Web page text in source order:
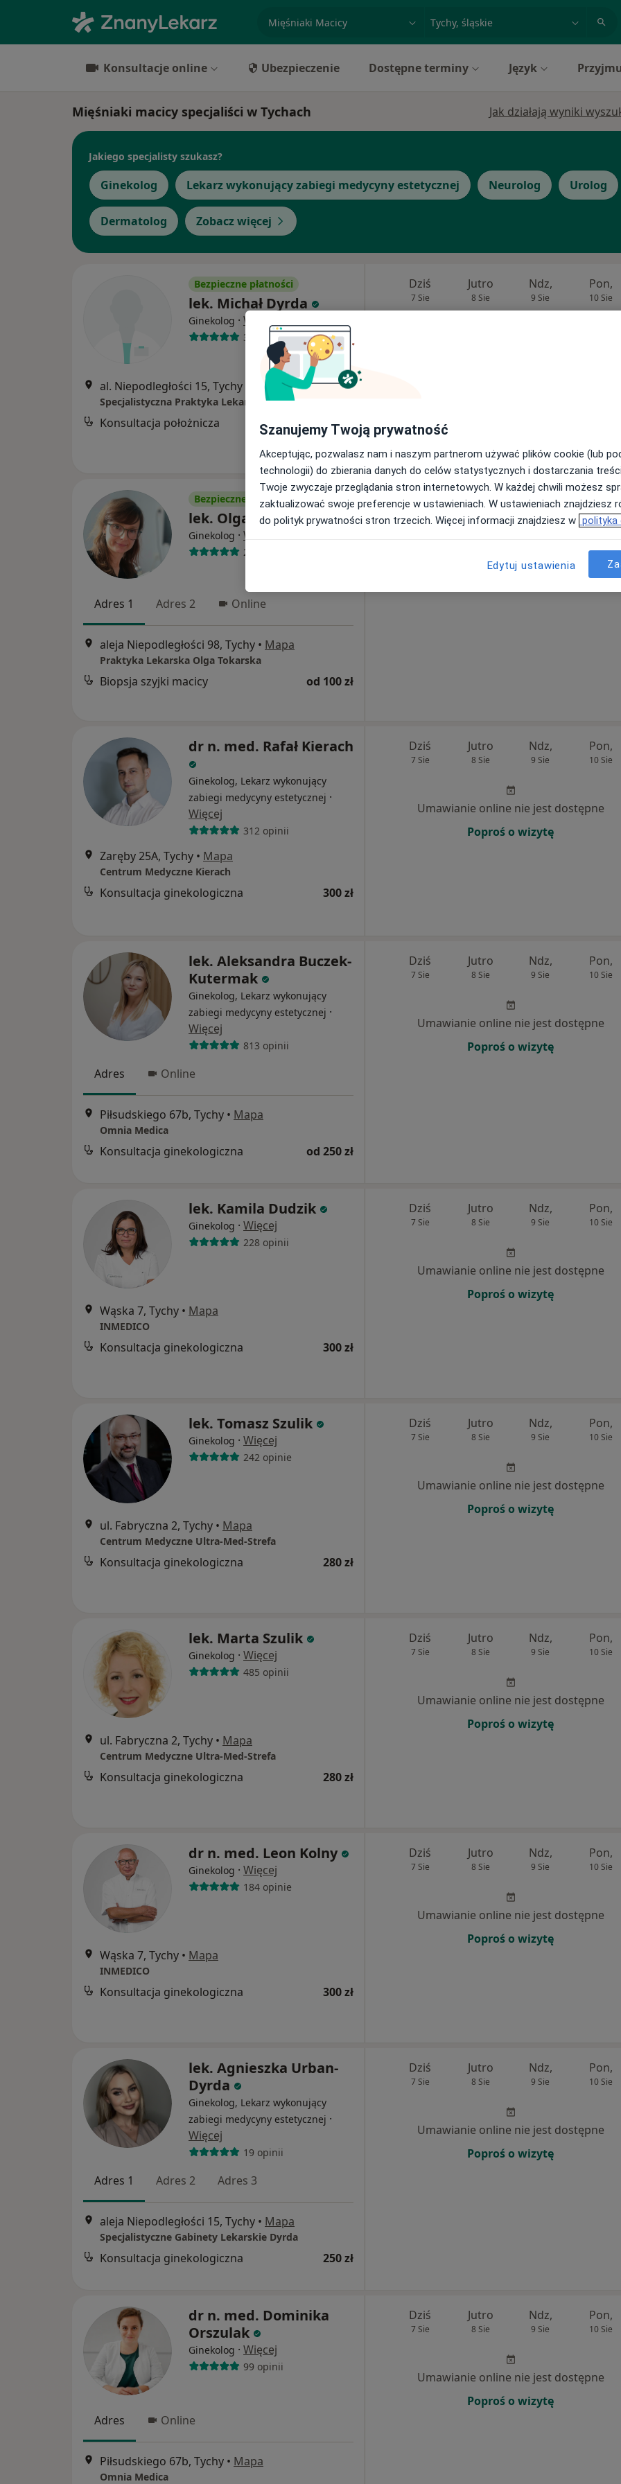
specjalizacja, badanie lub nazwiskomiasto lub dzielnica
Konsultacje online Ubezpieczenie Dostępne terminy Język
Mięśniaki macicy specjaliści w Tychach Jak działają wyniki
Jakiego specjalisty szukasz?
Ginekolog Lekarz wykonujący zabiegi medycyny estetycznej Neurolog Urolog
Dermatolog Zobacz więcej
Bezpieczne płatności
lek. Michał Dyrda
Ginekolog · Więcej
39 opinii
al. Niepodległości 15, Tychy Mapa
Specjalistyczna Praktyka Lekarska Michał Dyrda
Konsultacja położnicza 250 zł
Dziś
7 Sie
Jutro
8 Sie
Ndz,
9 Sie
Pon,
10 Sie
Bezpieczne płatności
lek. Olga Tokarska
Ginekolog · Więcej
23 opinie
Adres 1 Adres 2 Online
aleja Niepodległości 98, Tychy • Mapa
Praktyka Lekarska Olga Tokarska
Biopsja szyjki macicy od 100 zł
Dziś Jutro Ndz, Pon,
10 Sie
Umawianie online nie jest dostępne
dr n. med. Rafał Kierach
Ginekolog, Lekarz wykonujący
zabiegi medycyny estetycznej ·
Więcej
312 opinii
Zaręby 25A, Tychy • Mapa
Centrum Medyczne Kierach
Konsultacja ginekologiczna 300 zł
Dziś
7 Sie
Jutro
8 Sie
Ndz,
9 Sie
Pon,
10 Sie
Umawianie online nie jest dostępne
Poproś o wizytę
lek. Aleksandra Buczek-
Kutermak
Ginekolog, Lekarz wykonujący
zabiegi medycyny estetycznej ·
Więcej
813 opinii
Adres Online
Piłsudskiego 67b, Tychy • Mapa
Omnia Medica
Konsultacja ginekologiczna od 250 zł
Dziś
7 Sie
Jutro
8 Sie
Ndz,
9 Sie
Pon,
10 Sie
Umawianie online nie jest dostępne
Poproś o wizytę
lek. Kamila Dudzik
Ginekolog · Więcej
228 opinii
Wąska 7, Tychy • Mapa
INMEDICO
Konsultacja ginekologiczna 300 zł
Dziś
7 Sie
Jutro
8 Sie
Ndz,
9 Sie
Pon,
10 Sie
Umawianie online nie jest dostępne
Poproś o wizytę
lek. Tomasz Szulik
Ginekolog · Więcej
242 opinie
ul. Fabryczna 2, Tychy • Mapa
Centrum Medyczne Ultra-Med-Strefa
Konsultacja ginekologiczna 280 zł
Dziś
7 Sie
Jutro
8 Sie
Ndz,
9 Sie
Pon,
10 Sie
Umawianie online nie jest dostępne
Poproś o wizytę
lek. Marta Szulik
Ginekolog · Więcej
485 opinii
ul. Fabryczna 2, Tychy • Mapa
Centrum Medyczne Ultra-Med-Strefa
Konsultacja ginekologiczna 280 zł
Dziś
7 Sie
Jutro
8 Sie
Ndz,
9 Sie
Pon,
10 Sie
Umawianie online nie jest dostępne
Poproś o wizytę
dr n. med. Leon Kolny
Ginekolog · Więcej
184 opinie
Wąska 7, Tychy • Mapa
INMEDICO
Konsultacja ginekologiczna 300 zł
Dziś
7 Sie
Jutro
8 Sie
Ndz,
9 Sie
Pon,
10 Sie
Umawianie online nie jest dostępne
Poproś o wizytę
lek. Agnieszka Urban-
Dyrda
Ginekolog, Lekarz wykonujący
zabiegi medycyny estetycznej ·
Więcej
19 opinii
Adres 1 Adres 2 Adres 3
aleja Niepodległości 15, Tychy • Mapa
Specjalistyczne Gabinety Lekarskie Dyrda
Konsultacja ginekologiczna 250 zł
Dziś
7 Sie
Jutro
8 Sie
Ndz,
9 Sie
Pon,
10 Sie
Umawianie online nie jest dostępne
Poproś o wizytę
dr n. med. Dominika
Orszulak
Ginekolog · Więcej
99 opinii
Adres Online
Piłsudskiego 67b, Tychy • Mapa
Omnia Medica
Dziś
7 Sie
Jutro
8 Sie
Ndz,
9 Sie
Pon,
10 Sie
Umawianie online nie jest dostępne
Poproś o wizytę
Szanujemy Twoją prywatność
Akceptując, pozwalasz nam i naszym partnerom używać plików cookie (lub
technologii) do zbierania danych do celów statystycznych i dostarczania
Twoje zwyczaje przeglądania stron internetowych. W każdej chwili możesz
zaktualizować swoje preferencje w ustawieniach. W ustawieniach znajdziesz
do polityk prywatności stron trzecich. Więcej informacji znajdziesz w polityka
Edytuj ustawienia